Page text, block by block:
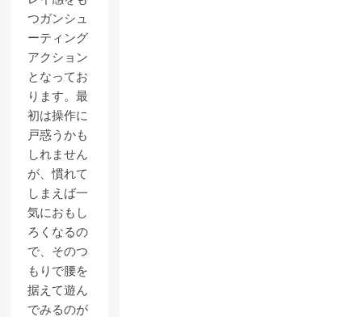
つガンシュ
ーティング
アクション
となってお
ります。最
初は操作に
戸惑うかも
しれません
が、慣れて
しまえば一
気におもし
ろくなるの
で、そのつ
もりで腰を
据えて遊ん
でみるのが